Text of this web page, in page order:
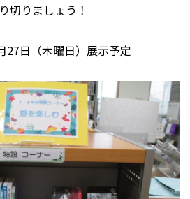
切りましょう！
27日（木曜日）展示予定